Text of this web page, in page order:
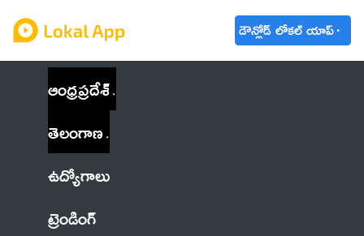
డౌన్లోడ్ లోకల్ యాప్
ఆంధ్రప్రదేశ్
తెలంగాణ
ఉద్యోగాలు
ట్రెండింగ్